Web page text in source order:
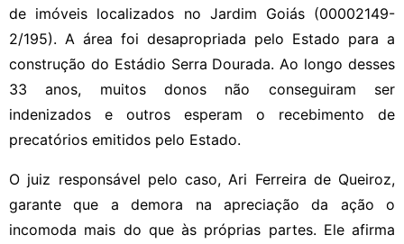
de imóveis localizados no Jardim Goiás (00002149-
2/195). A área foi desapropriada pelo Estado para a
construção do Estádio Serra Dourada. Ao longo desses
33 anos, muitos donos não conseguiram ser
indenizados e outros esperam o recebimento de
precatórios emitidos pelo Estado.
O juiz responsável pelo caso, Ari Ferreira de Queiroz,
garante que a demora na apreciação da ação o
incomoda mais do que às próprias partes. Ele afirma